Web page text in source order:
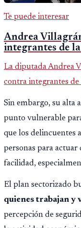
Te puede interesar
Andrea
integrantes de
La diputada Andrea
contra integrantes
ilícita, terrorismo y
Sin embargo, su alta
punto vulnerable
que los delincuentes
personas para
facilidad,
El plan sectorizado
quienes trabajan y
percepción de